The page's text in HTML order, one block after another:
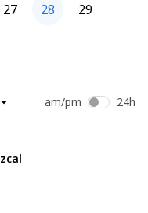
27 28
29
am/pm 24h
zcal